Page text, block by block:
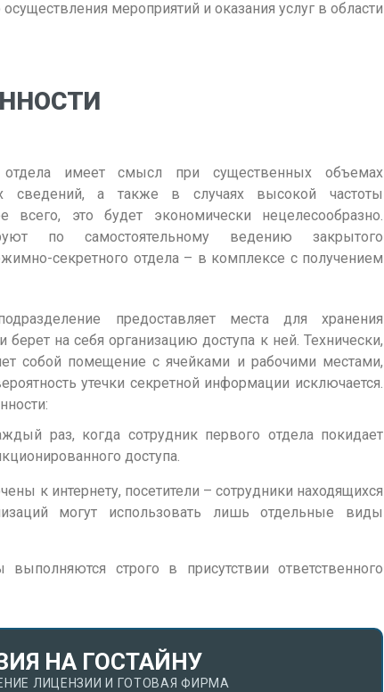
мероприятий и оказания услуг в области
отдела имеет смысл при существенных объемах
сведений, а также в случаях высокой частоты
это будет экономически нецелесообразно.
по самостоятельному ведению закрытого
секретного отдела – в комплексе с получением
предоставляет места для хранения
на себя организацию доступа к ней. Технически,
собой помещение с ячейками и рабочими местами,
утечки секретной информации исключается.
раз, когда сотрудник первого отдела покидает
доступа.
к интернету, посетители – сотрудники находящихся
могут использовать лишь отдельные виды
строго в присутствии ответственного
НА ГОСТАЙНУ
ЛИЦЕНЗИИ И ГОТОВАЯ ФИРМА